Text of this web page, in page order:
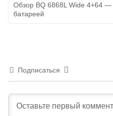
Обзор BQ 6868L Wide 4+64
батареей
Подписаться